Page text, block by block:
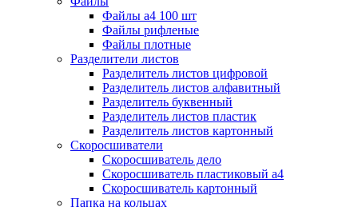
Файлы а4 100 шт
Файлы рифленые
Файлы плотные
Разделители листов
Разделитель листов цифровой
Разделитель листов алфавитный
Разделитель буквенный
Разделитель листов пластик
Разделитель листов картонный
Скоросшиватели
Скоросшиватель дело
Скоросшиватель пластиковый а4
Скоросшиватель картонный
Папка на кольцах